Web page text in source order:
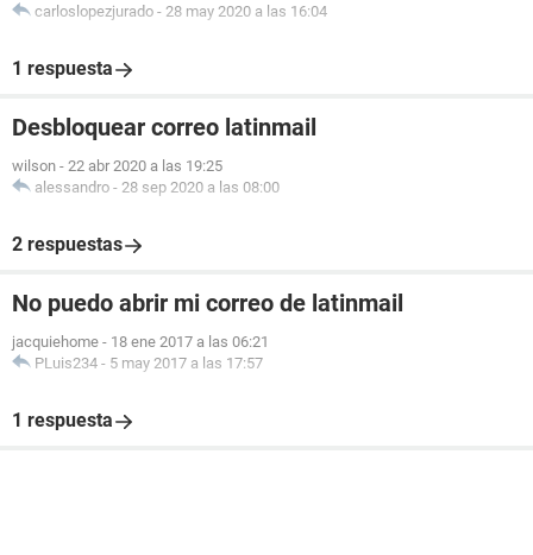
carloslopezjurado - 28 may 2020 a las 16:04
1 respuesta
Desbloquear correo latinmail
wilson - 22 abr 2020 a las 19:25
alessandro - 28 sep 2020 a las 08:00
2 respuestas
No puedo abrir mi correo de latinmail
jacquiehome - 18 ene 2017 a las 06:21
PLuis234 - 5 may 2017 a las 17:57
1 respuesta